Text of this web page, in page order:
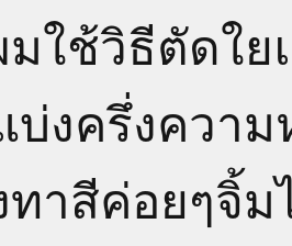
มใช้วิธีตัดใ
บ่งครึ่งควา
าสีค่อยๆจิ้